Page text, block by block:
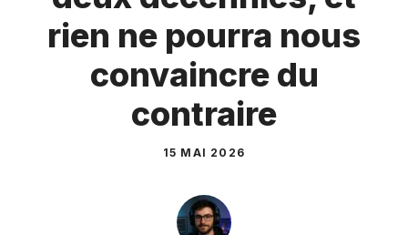
rien ne pourra nous
convaincre du
contraire
15 MAI 2026